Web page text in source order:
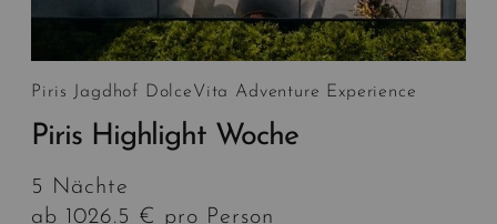
Piris Jagdhof DolceVita Adventure Experience
Piris Highlight Woche
5 Nächte
ab 1026.5 € pro Person